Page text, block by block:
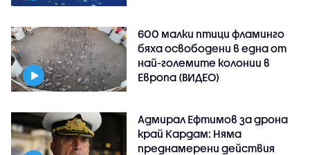
600 малки птици фламинго
бяха освободени в една от
най-големите колонии в
Европа (ВИДЕО)
Адмирал Ефтимов за дрона
край Кардам: Няма
преднамерени действия